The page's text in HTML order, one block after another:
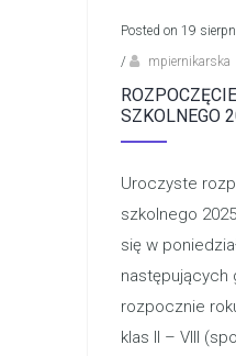
Posted on 19
/
mpiernikarska
SZKOLNEGO
Uroczyste
szkolnego
się w
następujących
rozpocznie
klas II – VIII